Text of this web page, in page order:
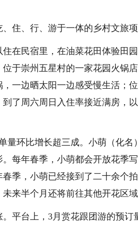
住、行、游于一体的乡村文旅项
在民宿里，在油菜花田体验田
于崇州五星村的一家花园火锅
一边晒太阳一边感受慢生活；
了周六周日入住率接近满房，
量环比增长超三成。小萌（化名
每年春季，小萌都会开放花季
季，小萌已经接到了二十余个
来半个月还将前往其他开花区域
平台上，3月赏花跟团游的预订